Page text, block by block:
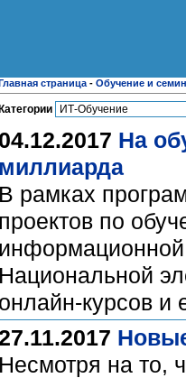
страница - Обучение и
Категории
04.12.2017 На
миллиарда
В рамках
проектов по
информационной
Национальной
онлайн-курсов
Несмотря на то,